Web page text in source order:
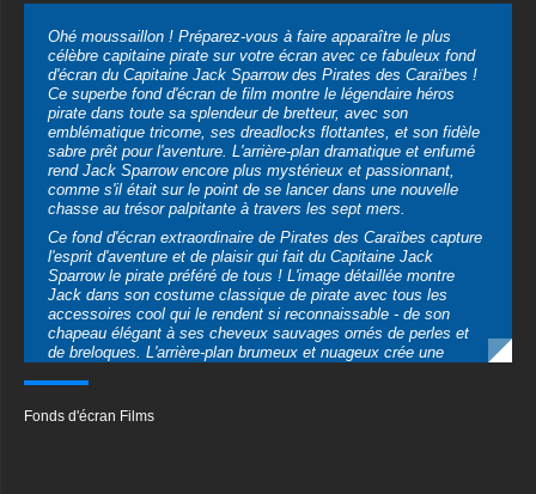
Ohé moussaillon ! Préparez-vous à faire apparaître le plus
célèbre capitaine pirate sur votre écran avec ce fabuleux fond
d'écran du Capitaine Jack Sparrow des Pirates des Caraïbes !
Ce superbe fond d'écran de film montre le légendaire héros
pirate dans toute sa splendeur de bretteur, avec son
emblématique tricorne, ses dreadlocks flottantes, et son fidèle
sabre prêt pour l'aventure. L'arrière-plan dramatique et enfumé
rend Jack Sparrow encore plus mystérieux et passionnant,
comme s'il était sur le point de se lancer dans une nouvelle
chasse au trésor palpitante à travers les sept mers.
Ce fond d'écran extraordinaire de Pirates des Caraïbes capture
l'esprit d'aventure et de plaisir qui fait du Capitaine Jack
Sparrow le pirate préféré de tous ! L'image détaillée montre
Jack dans son costume classique de pirate avec tous les
accessoires cool qui le rendent si reconnaissable - de son
chapeau élégant à ses cheveux sauvages ornés de perles et
de breloques. L'arrière-plan brumeux et nuageux crée une
à bord d'un navire pirate naviguant dans des eaux brumeuses.
Les enfants qui adorent les films d'aventure et les histoires de
Fonds d'écran Films